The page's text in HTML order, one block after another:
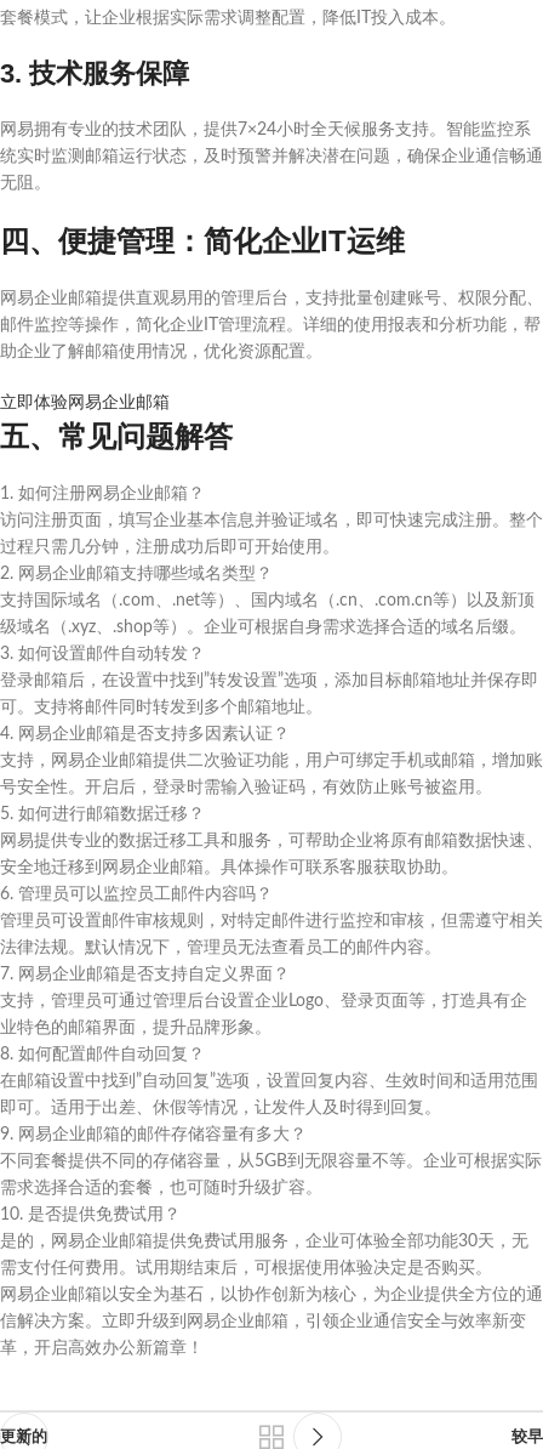
套餐模式，让企业根据实际需求调整配置，降低IT投入成本。
3. 技术服务保障
网易拥有专业的技术团队，提供7×24小时全天候服务支持。智能监控系
统实时监测邮箱运行状态，及时预警并解决潜在问题，确保企业通信畅通
无阻。
四、便捷管理：简化企业IT运维
网易企业邮箱提供直观易用的管理后台，支持批量创建账号、权限分配、
邮件监控等操作，简化企业IT管理流程。详细的使用报表和分析功能，帮
助企业了解邮箱使用情况，优化资源配置。
立即体验网易企业邮箱
五、常见问题解答
1. 如何注册网易企业邮箱？
访问注册页面，填写企业基本信息并验证域名，即可快速完成注册。整个
过程只需几分钟，注册成功后即可开始使用。
2. 网易企业邮箱支持哪些域名类型？
支持国际域名（.com、.net等）、国内域名（.cn、.com.cn等）以及新顶
级域名（.xyz、.shop等）。企业可根据自身需求选择合适的域名后缀。
3. 如何设置邮件自动转发？
登录邮箱后，在设置中找到”转发设置”选项，添加目标邮箱地址并保存即
可。支持将邮件同时转发到多个邮箱地址。
4. 网易企业邮箱是否支持多因素认证？
支持，网易企业邮箱提供二次验证功能，用户可绑定手机或邮箱，增加账
号安全性。开启后，登录时需输入验证码，有效防止账号被盗用。
5. 如何进行邮箱数据迁移？
网易提供专业的数据迁移工具和服务，可帮助企业将原有邮箱数据快速、
安全地迁移到网易企业邮箱。具体操作可联系客服获取协助。
6. 管理员可以监控员工邮件内容吗？
管理员可设置邮件审核规则，对特定邮件进行监控和审核，但需遵守相关
法律法规。默认情况下，管理员无法查看员工的邮件内容。
7. 网易企业邮箱是否支持自定义界面？
支持，管理员可通过管理后台设置企业Logo、登录页面等，打造具有企
业特色的邮箱界面，提升品牌形象。
8. 如何配置邮件自动回复？
在邮箱设置中找到”自动回复”选项，设置回复内容、生效时间和适用范围
即可。适用于出差、休假等情况，让发件人及时得到回复。
9. 网易企业邮箱的邮件存储容量有多大？
不同套餐提供不同的存储容量，从5GB到无限容量不等。企业可根据实际
需求选择合适的套餐，也可随时升级扩容。
10. 是否提供免费试用？
是的，网易企业邮箱提供免费试用服务，企业可体验全部功能30天，无
需支付任何费用。试用期结束后，可根据使用体验决定是否购买。
网易企业邮箱以安全为基石，以协作创新为核心，为企业提供全方位的通
信解决方案。立即升级到网易企业邮箱，引领企业通信安全与效率新变
革，开启高效办公新篇章！
更新的 较早